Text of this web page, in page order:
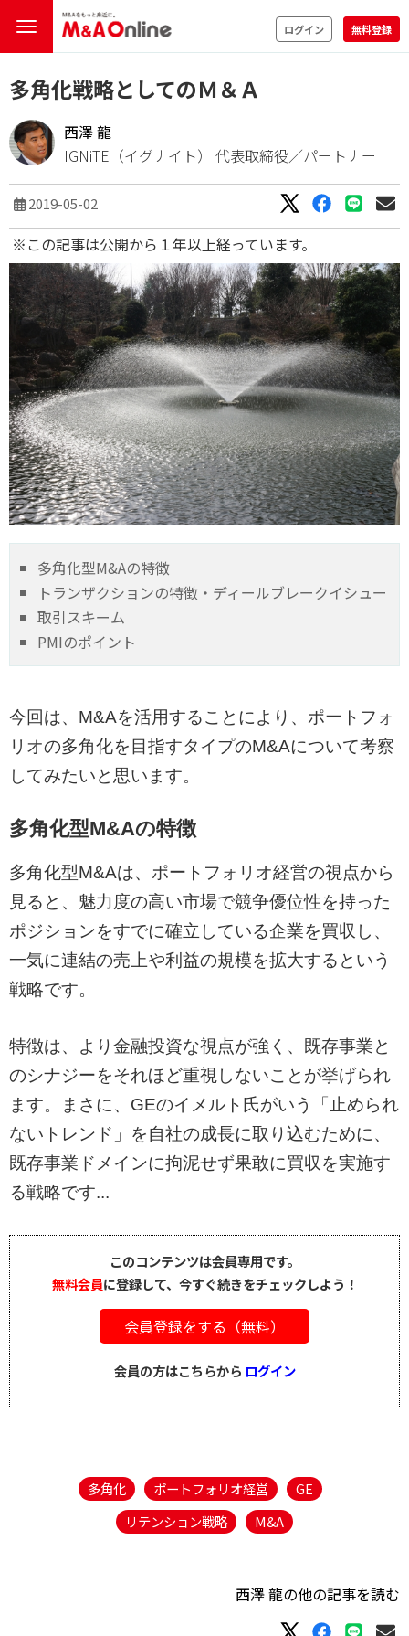
ログイン 無料登録
多角化戦略としてのＭ＆Ａ
西澤 龍
IGNiTE（イグナイト） 代表取締役／パートナー
2019-05-02
※この記事は公開から１年以上経っています。
多角化型M&Aの特徴
トランザクションの特徴・ディールブレークイシュー
取引スキーム
PMIのポイント
今回は、M&Aを活用することにより、ポートフォ
リオの多角化を目指すタイプのM&Aについて考察
してみたいと思います。
多角化型M&Aの特徴
多角化型M&Aは、ポートフォリオ経営の視点から
見ると、魅力度の高い市場で競争優位性を持った
ポジションをすでに確立している企業を買収し、
一気に連結の売上や利益の規模を拡大するという
戦略です。
特徴は、より金融投資な視点が強く、既存事業と
のシナジーをそれほど重視しないことが挙げられ
ます。まさに、GEのイメルト氏がいう「止められ
ないトレンド」を自社の成長に取り込むために、
既存事業ドメインに拘泥せず果敢に買収を実施す
る戦略です...
このコンテンツは会員専用です。
無料会員に登録して、今すぐ続きをチェックしよう！
会員登録をする（無料）
会員の方はこちらから ログイン
多角化 ポートフォリオ経営
GE
リテンション戦略
M&A
西澤 龍の他の記事を読む